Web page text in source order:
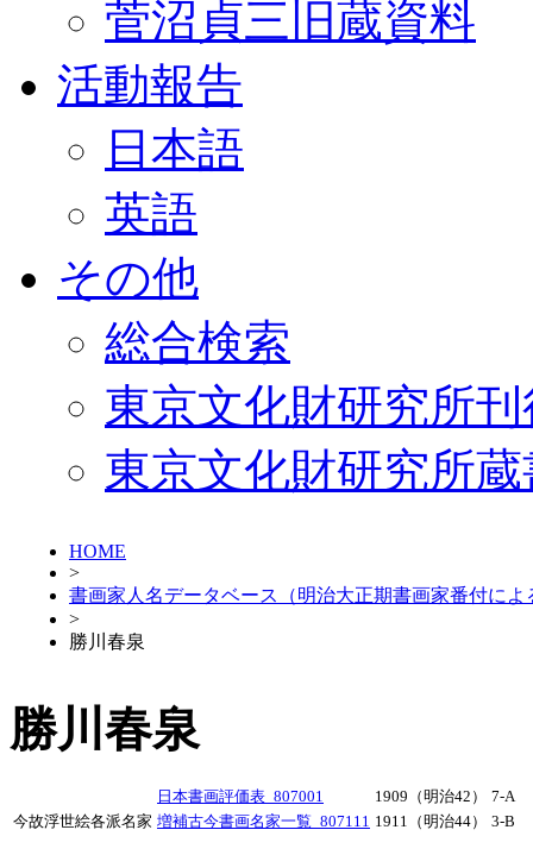
菅沼貞三旧蔵資料
活動報告
日本語
英語
その他
総合検索
東京文化財研究所
東京文化財研究所
HOME
>
書画家人名データベース（明治大正期書画家番付によ
>
勝川春泉
勝川春泉
日本書画評価表_807001 1909（明治42）
7-A
今故浮世絵各派名家 増補古今書画名家一覧_807111 1911（明治44） 3-B